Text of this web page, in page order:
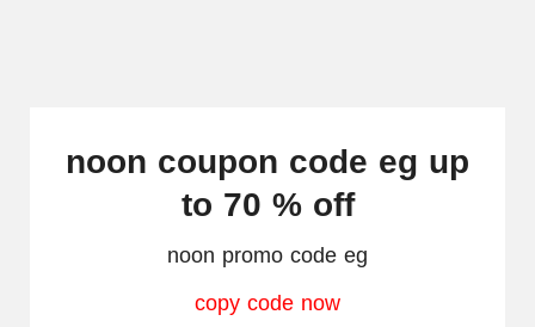
noon coupon code eg up
to 70 % off
noon promo code eg
copy code now